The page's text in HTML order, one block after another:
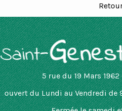
5 rue du 19 Mars
ouvertdu Lundi au Vendredi de